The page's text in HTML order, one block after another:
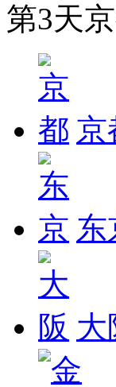
第3天
京
东
大